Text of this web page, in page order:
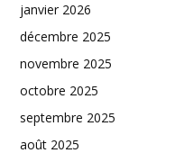
janvier 2026
décembre 2025
novembre 2025
octobre 2025
septembre 2025
août 2025